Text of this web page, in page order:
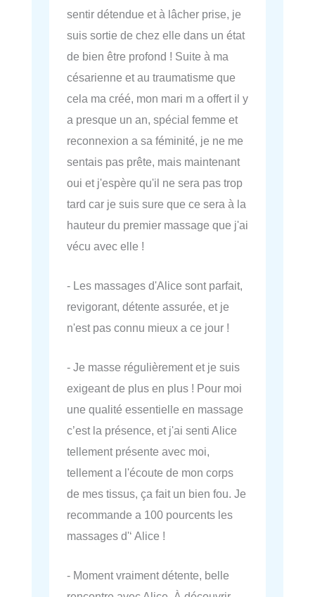
sentir détendue et à lâcher prise, je
suis sortie de chez elle dans un état
de bien être profond ! Suite à ma
césarienne et au traumatisme que
cela ma créé, mon mari m a offert il y
a presque un an, spécial femme et
reconnexion a sa féminité, je ne me
sentais pas prête, mais maintenant
oui et j'espère qu'il ne sera pas trop
tard car je suis sure que ce sera à la
hauteur du premier massage que j'ai
vécu avec elle !
- Les massages d'Alice sont parfait,
revigorant, détente assurée, et je
n'est pas connu mieux a ce jour !
- Je masse régulièrement et je suis
exigeant de plus en plus ! Pour moi
une qualité essentielle en massage
c’est la présence, et j'ai senti Alice
tellement présente avec moi,
tellement a l'écoute de mon corps
de mes tissus, ça fait un bien fou. Je
recommande a 100 pourcents les
massages d'‘ Alice !
- Moment vraiment détente, belle